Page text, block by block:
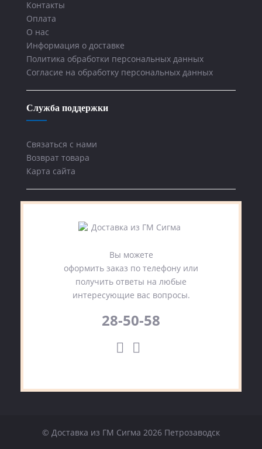
Контакты
Оплата
О нас
Информация о доставке
Политика обработки персональных данных
Согласие на обработку персональных данных
Служба поддержки
Связаться с нами
Возврат товара
Карта сайта
Вы можете
оформить заказ по телефону или
получить ответы на любые
интересующие вас вопросы.
28-50-58
© Доставка из ГМ Сигма 2026 Петрозаводск